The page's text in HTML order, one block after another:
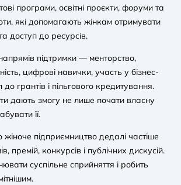
програми, освітні проєкти, форуми та
які допомагають жінкам отримувати
доступ до ресурсів.
підтримки — менторство,
цифрові навички, участь у бізнес-
до грантів і пільгового кредитування.
дають змогу не лише почати власну
її.
підприємництво дедалі частіше
премій, конкурсів і публічних дискусій.
суспільне сприйняття і робить